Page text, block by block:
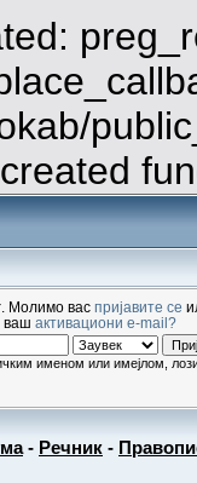
. Молимо вас пријавите се
ваш активациони e-mail?
именом или имејлом,
- Речник -